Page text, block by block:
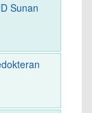
Sunan